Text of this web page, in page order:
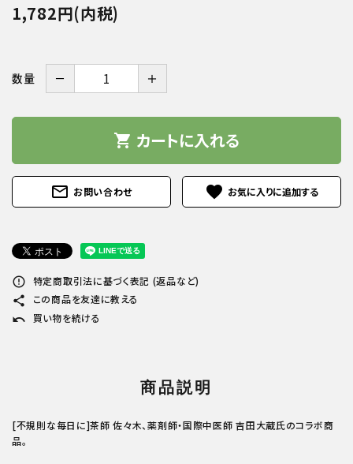
1,782円(内税)
数量 － ＋
shopping_cart カートに入れる
mail_outline お問い合わせ favorite
error_outline 特定商取引法に基づく表記 (返品など)
share この商品を友達に教える
undo 買い物を続ける
商品説明
[不規則な毎日に]茶師 佐々木、薬剤師・国際中医師 吉田大蔵氏のコラボ商
品。